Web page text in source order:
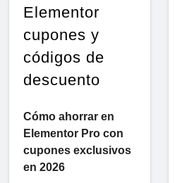
Elementor
cupones y
códigos de
descuento
Cómo ahorrar en
Elementor Pro con
cupones exclusivos
en 2026